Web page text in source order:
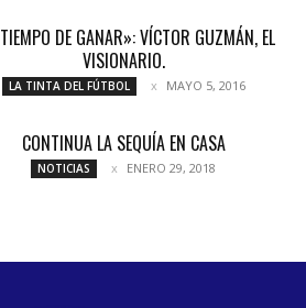
DE GANAR»: VÍCTOR GUZMÁN, EL
VISIONARIO.
LA TINTA DEL FÚTBOL MAYO 5, 2016
CONTINUA LA SEQUÍA EN CASA
NOTICIAS ENERO 29, 2018